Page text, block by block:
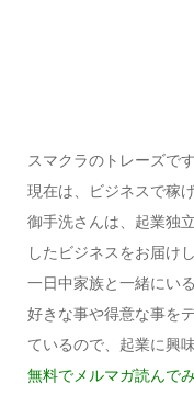
スマクラのトレーズです
現在は、ビジネスで稼
御手洗さんは、起業独
したビジネスをお届け
一日中家族と一緒にい
好きな事や得意な事を
ているので、起業に興
無料でメルマガ読んで